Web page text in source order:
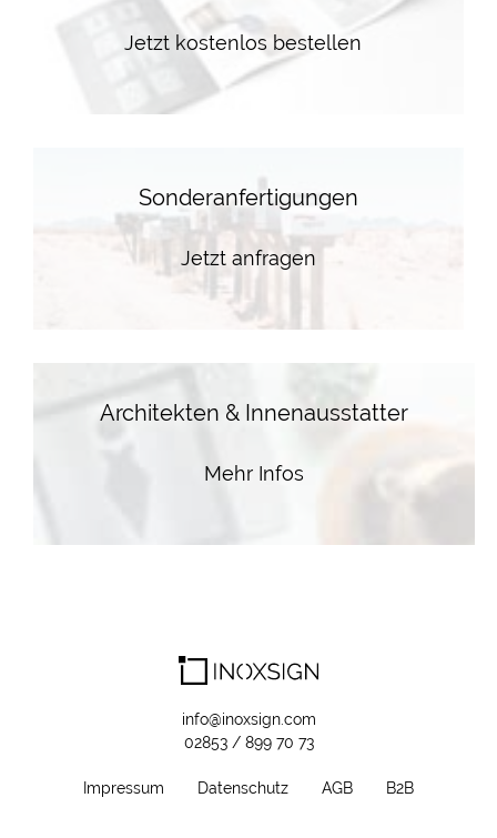
Jetzt kostenlos bestellen
Sonderanfertigungen
Jetzt anfragen
Architekten & Innenausstatter
Mehr Infos
info@inoxsign.com
02853 / 899 70 73
Impressum Datenschutz AGB B2B